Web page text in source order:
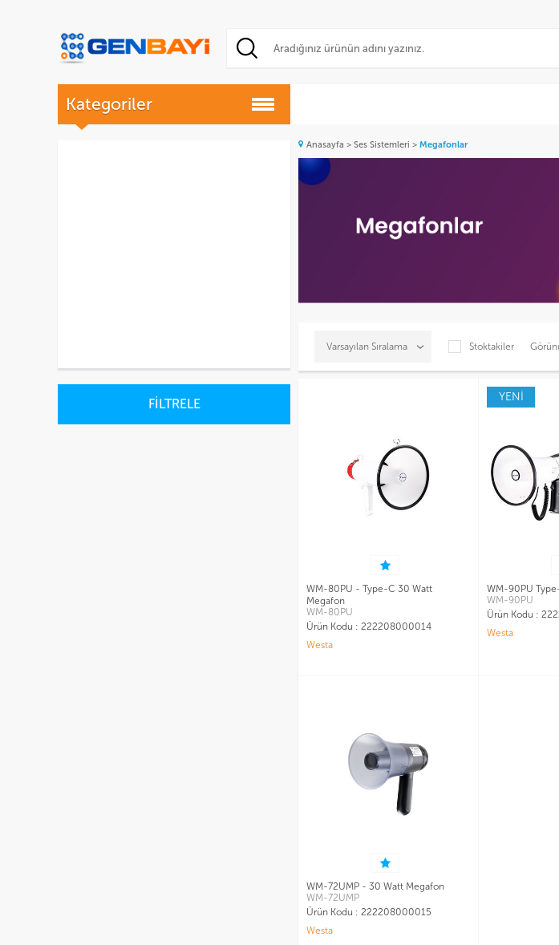
Kategoriler
FİLTRELE
Anasayfa > Ses Sistemleri > Megafonlar
Stoktakiler
WM-80PU - Type-C 30 Watt
Megafon
WM-80PU
Ürün Kodu : 222208000014
Westa
YENİ
WM-90PU
WM-90PU
Ürün Kodu :
Westa
WM-72UMP - 30 Watt Megafon
WM-72UMP
Ürün Kodu : 222208000015
Westa